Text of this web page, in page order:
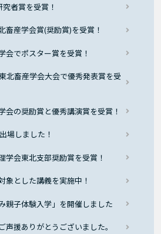
究者賞を受賞！
畜産学会賞(奨励賞)を受賞！
会でポスター賞を受賞！
北畜産学会大会で優秀発表賞を受
会の奨励賞と優秀講演賞を受賞！
場しました！
学会東北支部奨励賞を受賞！
象とした講義を実施中！
親子体験入学」を開催しました
声援ありがとうございました。